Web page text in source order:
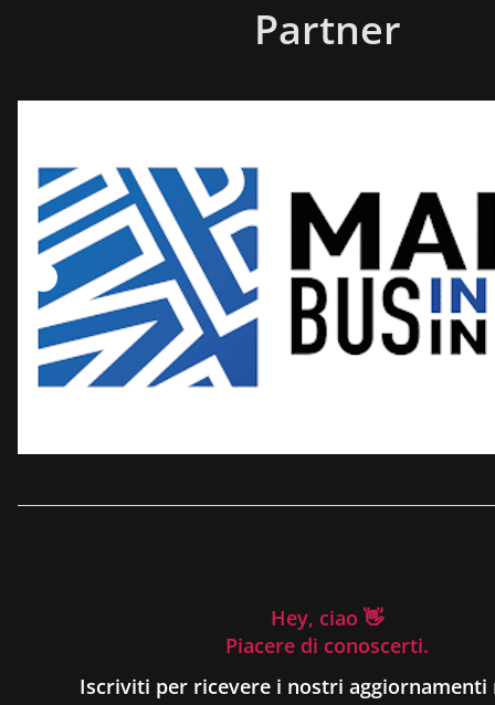
Partner
Hey, ciao 👋
Piacere di conoscerti.
Iscriviti per ricevere i nostri aggiornamenti